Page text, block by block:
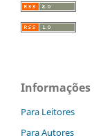
Informações
Para Leitores
Para Autores